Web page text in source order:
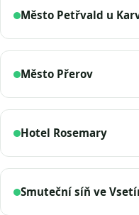
Město Petřvald u
Město Přerov
Hotel Rosemary
Smuteční síň ve